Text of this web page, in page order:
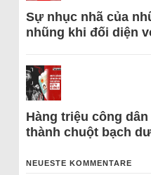
Sự nhục nhã của
nhũng khi đối diện
Hàng triệu công
thành chuột bạch
NEUESTE KOMMENTARE